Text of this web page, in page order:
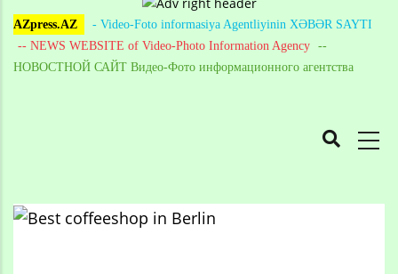
AZpress.AZ
- Video-Foto informasiya Agentliyinin XƏBƏR SAYTI
-- NEWS WEBSITE of Video-Photo Information Agency --
НОВОСТНОЙ САЙТ Видео-Фото информационного агентства
Breadcrumb